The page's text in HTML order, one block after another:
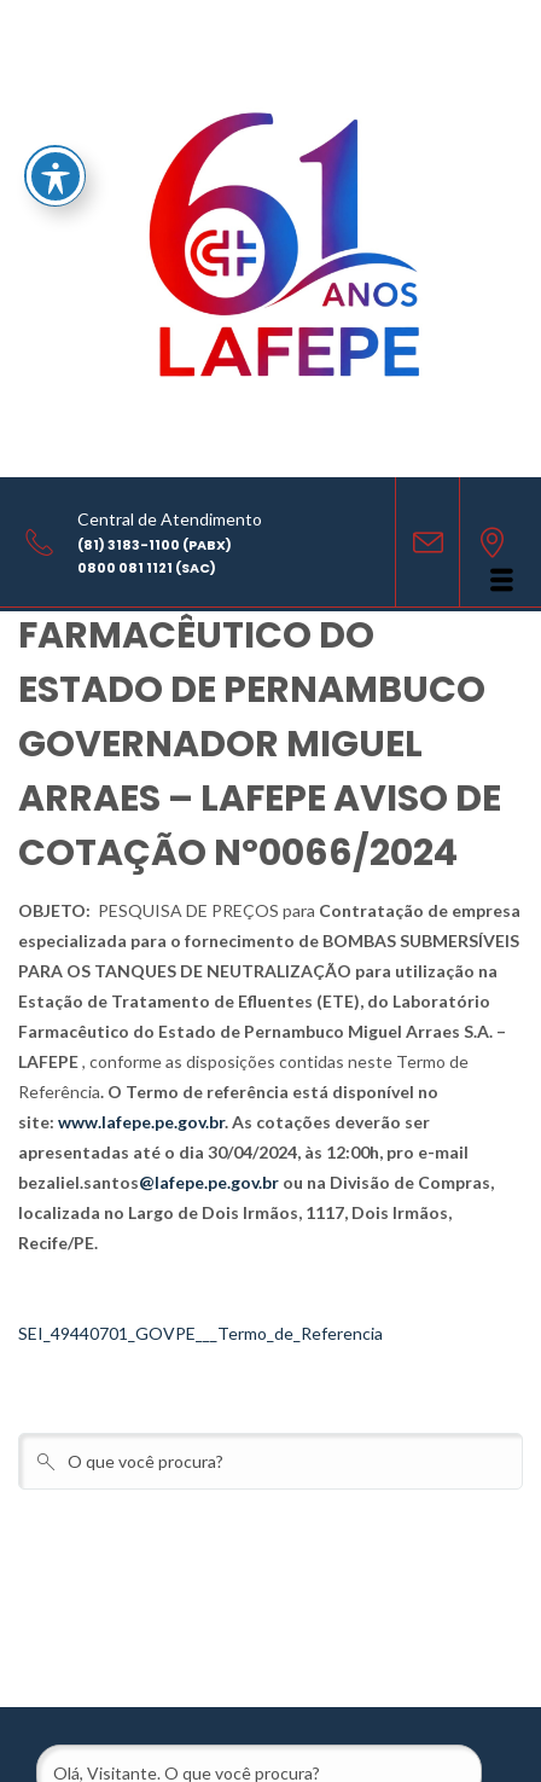
Central de Atendimento
(81) 3183-1100 (PABX)
0800 081 1121 (SAC)
LABORATÓRIO FARMACÊUTICO DO ESTADO DE PERNAMBUCO
GOVERNADOR MIGUEL ARRAES - LAFEPE AVISO DE COTAÇÃO Nº0066/2024
COMPARTILHE
LABORATÓRIO
FARMACÊUTICO DO
ESTADO DE PERNAMBUCO
GOVERNADOR MIGUEL
ARRAES – LAFEPE AVISO DE
COTAÇÃO Nº0066/2024
OBJETO: PESQUISA DE PREÇOS para Contratação de empresa
especializada para o fornecimento de BOMBAS SUBMERSÍVEIS
PARA OS TANQUES DE NEUTRALIZAÇÃO para utilização na
Estação de Tratamento de Efluentes (ETE), do Laboratório
Farmacêutico do Estado de Pernambuco Miguel Arraes S.A. –
LAFEPE, conforme as disposições contidas neste Termo de
Referência. O Termo de referência está disponível no
site: www.lafepe.pe.gov.br. As cotações deverão ser
apresentadas até o dia 30/04/2024, às 12:00h, pro e-mail
bezaliel.santos@lafepe.pe.gov.br ou na Divisão de Compras,
localizada no Largo de Dois Irmãos, 1117, Dois Irmãos,
Recife/PE.
SEI_49440701_GOVPE___Termo_de_Referencia